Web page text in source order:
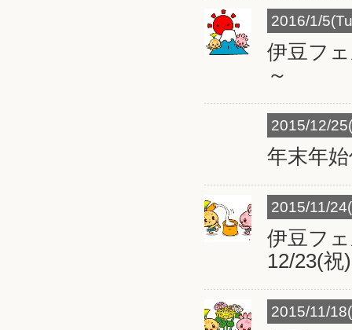
2016/1/
伊豆フ
～
2015/12/
年末年
2015/11/
伊豆フ
12/23(祝
2015/11/